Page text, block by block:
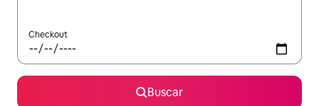
Checkout
Buscar